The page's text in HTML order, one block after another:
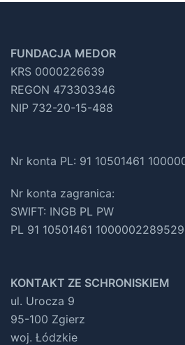
FUNDACJA MEDOR
KRS 0000226639
REGON 473303346
NIP 732-20-15-488
Nr konta PL: 91 10501461
Nr konta zagranica:
SWIFT: INGB PL PW
PL 91 10501461
KONTAKT ZE SCHRONISKIEM
ul. Urocza 9
95-100 Zgierz
woj. Łódzkie